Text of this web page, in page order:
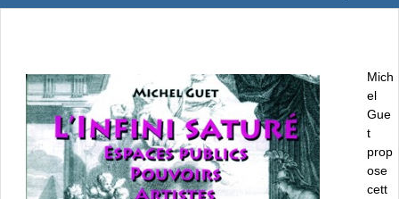
Mich
el
Gue
t
prop
ose
cett